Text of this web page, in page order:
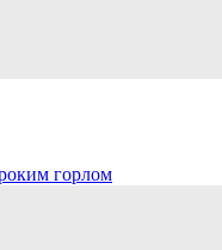
горлом